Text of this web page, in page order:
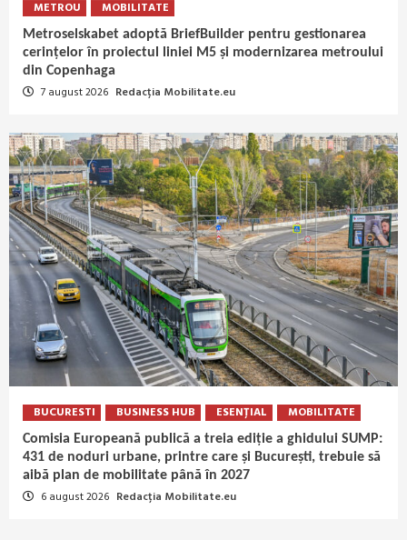
METROU MOBILITATE
Metroselskabet adoptă BriefBuilder pentru gestionarea
cerințelor în proiectul liniei M5 și modernizarea metroului
din Copenhaga
7 august 2026 Redacția Mobilitate.eu
BUCURESTI BUSINESS HUB ESENȚIAL MOBILITATE
Comisia Europeană publică a treia ediție a ghidului SUMP:
431 de noduri urbane, printre care și București, trebuie să
aibă plan de mobilitate până în 2027
6 august 2026 Redacția Mobilitate.eu